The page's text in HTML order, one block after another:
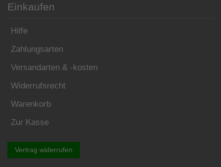
Einkaufen
Hilfe
Zahlungsarten
Versandarten & -kosten
Widerrufsrecht
Warenkorb
Zur Kasse
Vertrag widerrufen